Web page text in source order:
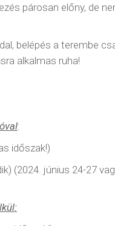
párosan előny, de
belépés a terembe
alkalmas ruha!
:
időszak!)
(2024. június 24-27